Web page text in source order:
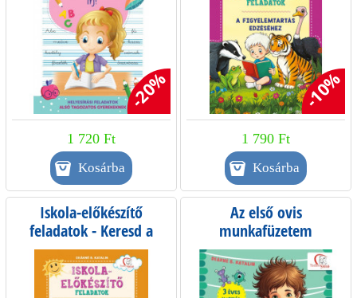
-20%
1 720 Ft
-10%
1 790 Ft
Iskola-előkészítő
feladatok - Keresd a
kakukktojást!
Az első ovis
munkafüzetem